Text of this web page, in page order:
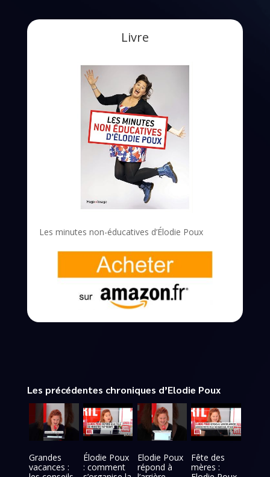
Livre
Les minutes non-éducatives d’Élodie Poux
Les précédentes chroniques d’Elodie Poux
Grandes
vacances :
Élodie Poux
: comment
Elodie Poux
répond à
Fête des
mères :